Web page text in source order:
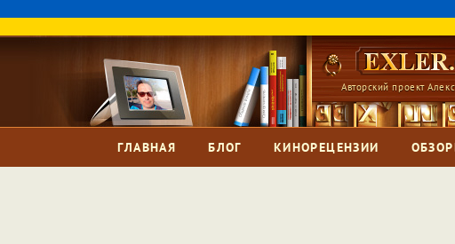
Авторский проект
ГЛАВНАЯ БЛОГ КИНОРЕЦЕНЗИИ